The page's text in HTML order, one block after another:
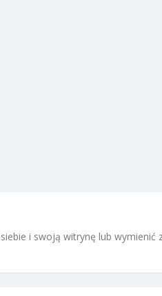
i swoją witrynę lub wymienić